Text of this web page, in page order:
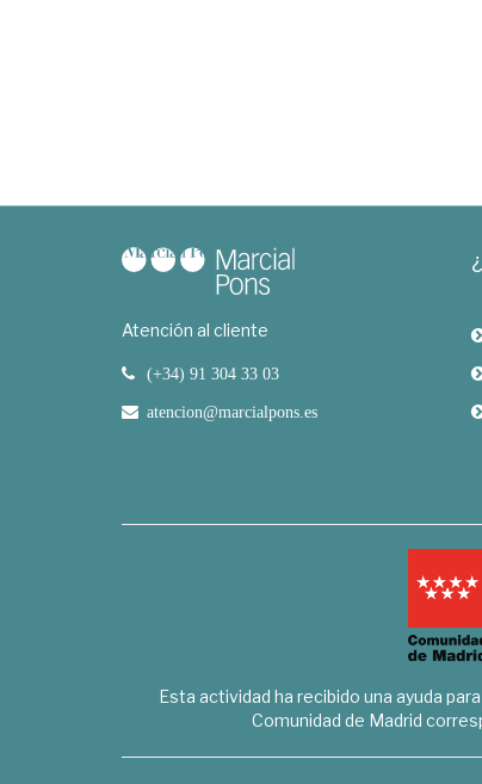
Atención al cliente
(+34) 91 304 33 03
atencion@marcialpons.es
Esta actividad ha recibido una ayuda
Comunidad de Madrid